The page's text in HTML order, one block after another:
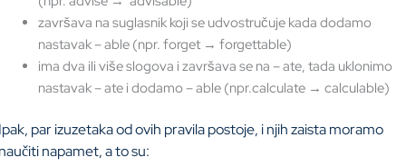
završava na suglasnik koji se udvostručuje kada dodamo
nastavak – able (npr. forget → forgettable)
ima dva ili više slogova i završava se na – ate, tada uklonimo
nastavak – ate i dodamo – able (npr.calculate → calculable)
par izuzetaka od ovih pravila postoje, i njih zaista moramo
napamet, a to su: